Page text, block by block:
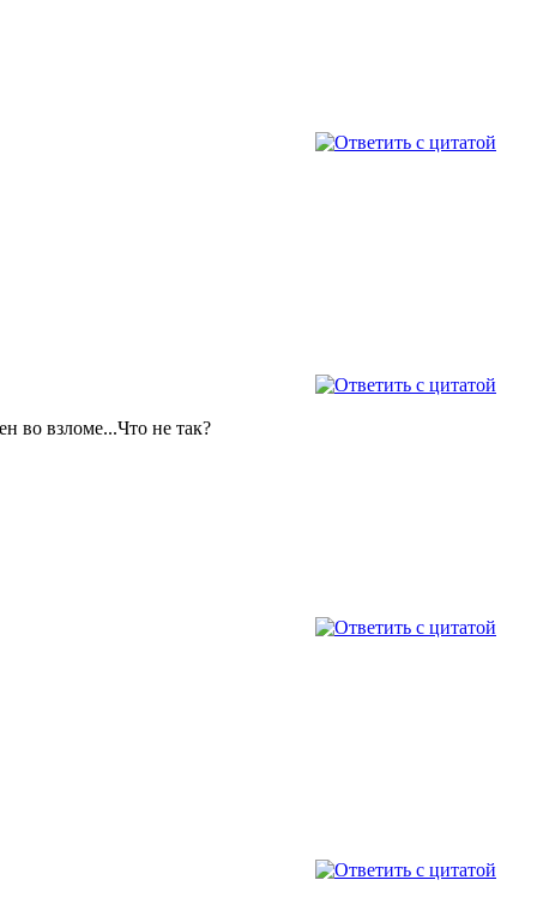
во взломе...Что не так?